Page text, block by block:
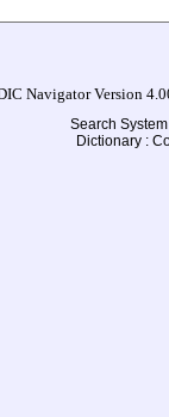
Navigator Version
Search
Dictionary :